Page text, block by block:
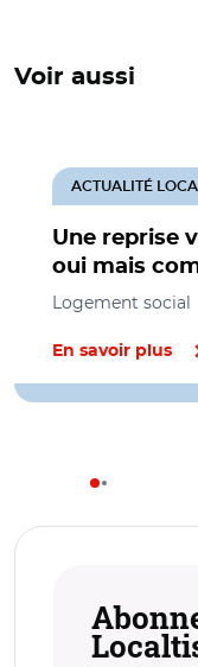
Voir aussi
Une reprise
oui mais
ACTUALITÉ
Logement social
En savoir plus